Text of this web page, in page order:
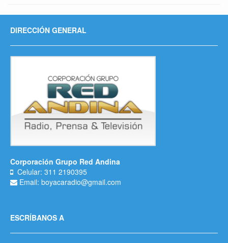
DIRECCIÓN GENERAL
Corporación Grupo Red Andina
Celular: 311 2190395
Email: boyacaradio@gmail.com
ESCRÍBANOS A